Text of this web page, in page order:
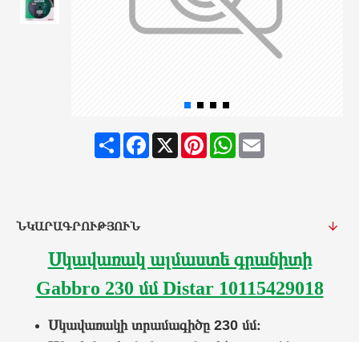
ShareFacebook
X PinterestWhatsApp
Email
ՆԿԱՐԱԳՐՈՒԹՅՈՒՆ
Սկավառակ ալմաստե գրանիտի
Gabbro 230 մմ Distar 10115429018
Սկավառակի տրամագիծը 230 մմ։